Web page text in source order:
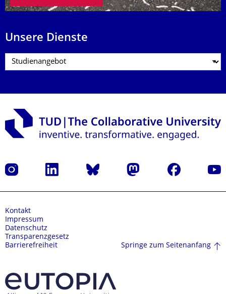
Unsere Dienste
Instagram LinkedIn Bluesky Mastodon Facebook
Kontakt
Impressum
Datenschutz
Transparenzgesetz
Barrierefreiheit
Springe zum Seitenanfang